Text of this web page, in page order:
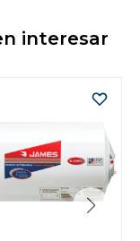
interesar